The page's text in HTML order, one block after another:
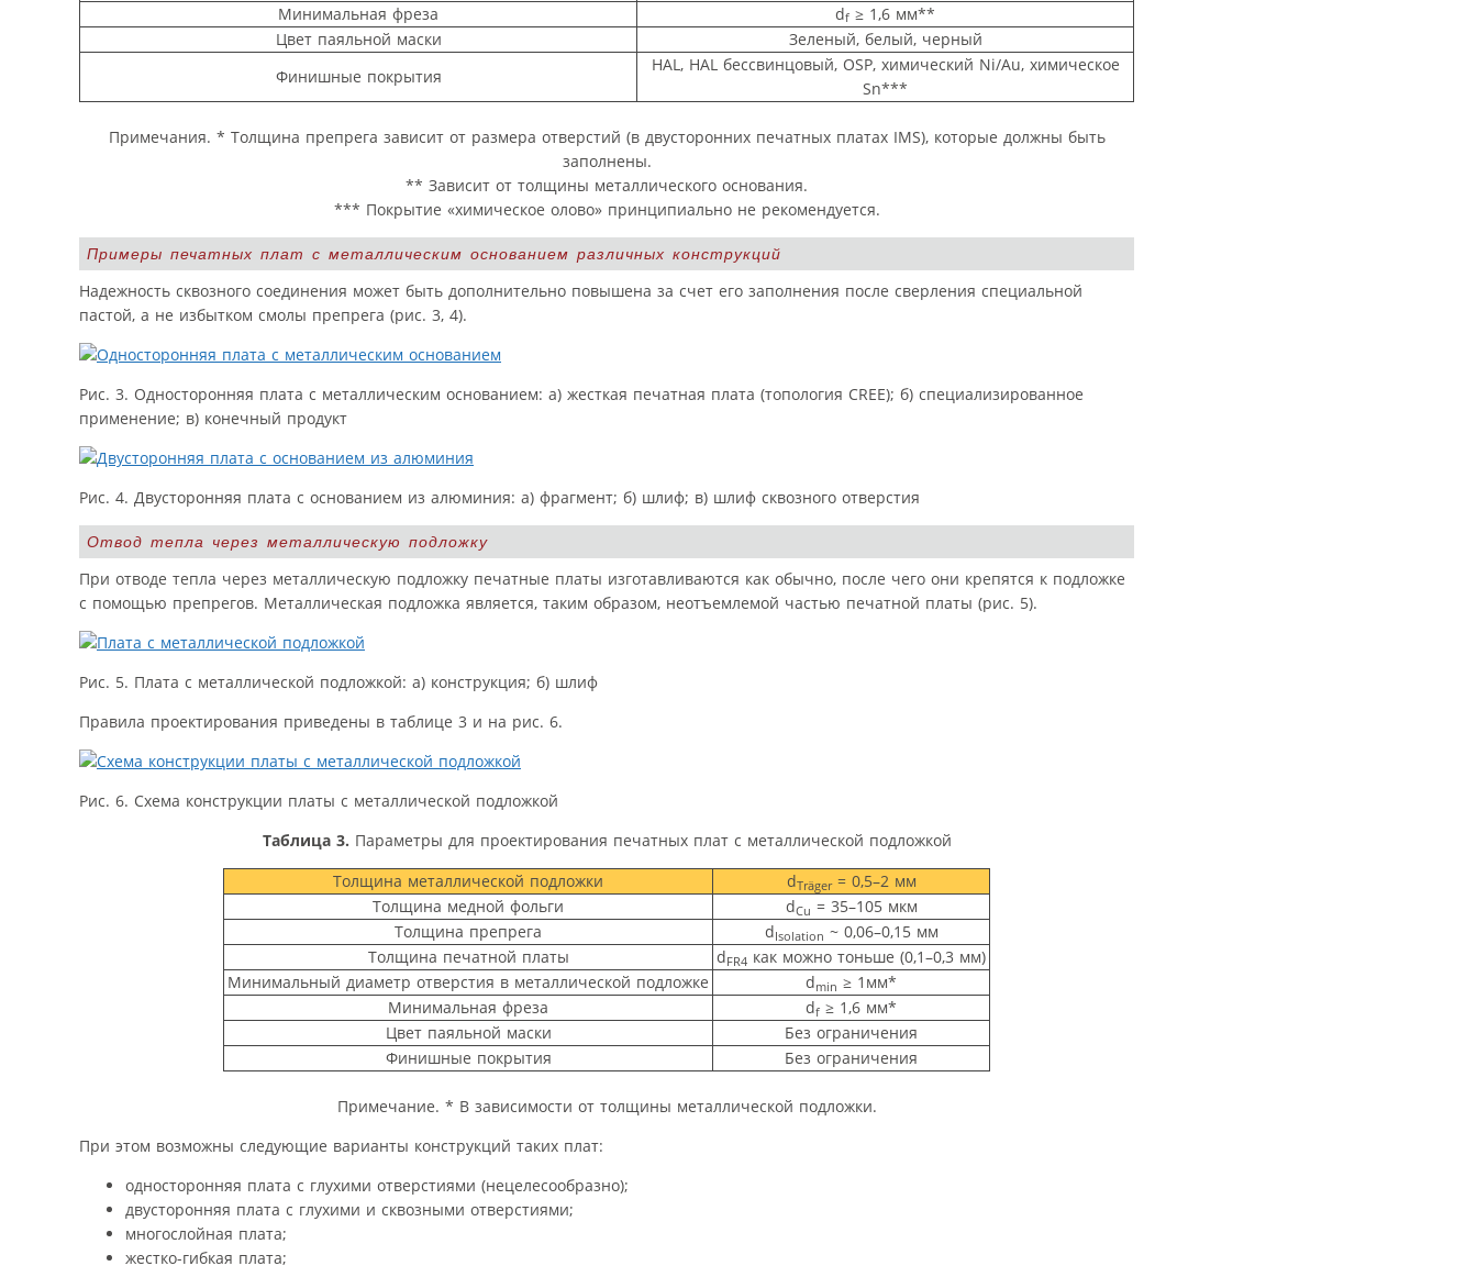
Минимальная фреза
df ≥ 1,6 мм**
Цвет паяльной маски
Зеленый, белый, черный
Финишные покрытия
HAL, HAL бессвинцовый, OSP, химический Ni/Au, химическое
Sn***
Примечания. * Толщина препрега зависит от размера отверстий (в двусторонних печатных платах IMS), которые должны быть
заполнены.
** Зависит от толщины металлического основания.
*** Покрытие «химическое олово» принципиально не рекомендуется.
Примеры печатных плат с металлическим основанием различных конструкций
Надежность сквозного соединения может быть дополнительно повышена за счет его заполнения после сверления специальной
пастой, а не избытком смолы препрега (рис. 3, 4).
Рис. 3. Односторонняя плата с металлическим основанием: а) жесткая печатная плата (топология CREE); б) специализированное
применение; в) конечный продукт
Рис. 4. Двусторонняя плата с основанием из алюминия: a) фрагмент; б) шлиф; в) шлиф сквозного отверстия
Отвод тепла через металлическую подложку
При отводе тепла через металлическую подложку печатные платы изготавливаются как обычно, после чего они крепятся к подложке
с помощью препрегов. Металлическая подложка является, таким образом, неотъемлемой частью печатной платы (рис. 5).
Рис. 5. Плата с металлической подложкой: a) конструкция; б) шлиф
Правила проектирования приведены в таблице 3 и на рис. 6.
Рис. 6. Схема конструкции платы с металлической подложкой
Таблица 3. Параметры для проектирования печатных плат с металлической подложкой
Толщина металлической подложки
dTräger= 0,5–2 мм
Толщина медной фольги
dCu = 35–105 мкм
Толщина препрега
dIsolation ~ 0,06–0,15 мм
Толщина печатной платы
dFR4 как можно тоньше (0,1–0,3 мм)
Минимальный диаметр отверстия в металлической подложке
dmin ≥ 1мм*
Минимальная фреза
df ≥ 1,6 мм*
Цвет паяльной маски
Без ограничения
Финишные покрытия
Без ограничения
Примечание. * В зависимости от толщины металлической подложки.
При этом возможны следующие варианты конструкций таких плат:
односторонняя плата с глухими отверстиями (нецелесообразно);
двусторонняя плата с глухими и сквозными отверстиями;
многослойная плата;
жестко-гибкая плата;